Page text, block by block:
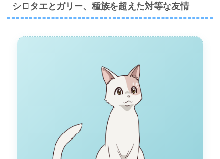
シロタエとガリー、種族を超えた対等な友情